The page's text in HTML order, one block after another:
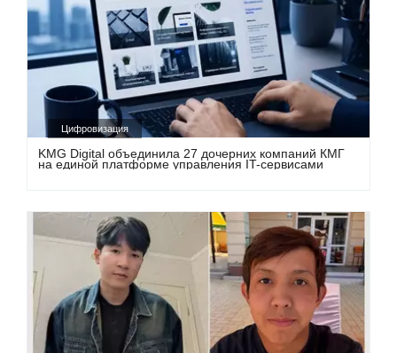
Цифровизация
KMG Digital объединила 27 дочерних компаний КМГ
на единой платформе управления IT-сервисами